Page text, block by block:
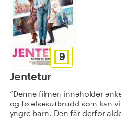
9
Jentetur
Denne filmen inneholder
og følelsesutbrudd som kan
yngre barn. Den får derfor